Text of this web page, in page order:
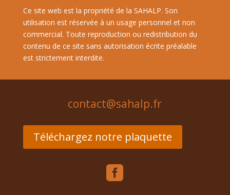
Ce site web est la propriété de la SAHALP. Son
utilisation est réservée à un usage personnel et non
commercial. Toute reproduction ou redistribution du
contenu de ce site sans autorisation écrite préalable
est strictement interdite.
contact@sahalp.fr
Téléchargez notre plaquette
